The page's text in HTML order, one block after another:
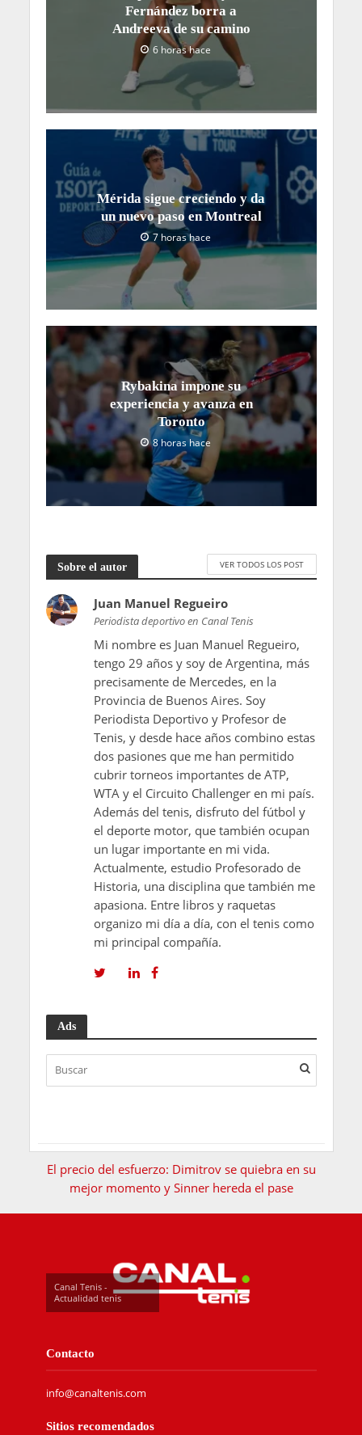
Fernández borra a
Andreeva de su camino
6 horas hace
Mérida sigue creciendo y da
un nuevo paso en Montreal
7 horas hace
Rybakina impone su
experiencia y avanza en
Toronto
8 horas hace
Sobre el autor VER TODOS LOS POST
Juan Manuel Regueiro
Periodista deportivo en Canal Tenis
Mi nombre es Juan Manuel Regueiro,
tengo 29 años y soy de Argentina, más
precisamente de Mercedes, en la
Provincia de Buenos Aires. Soy
Periodista Deportivo y Profesor de
Tenis, y desde hace años combino estas
dos pasiones que me han permitido
cubrir torneos importantes de ATP,
WTA y el Circuito Challenger en mi país.
Además del tenis, disfruto del fútbol y
el deporte motor, que también ocupan
un lugar importante en mi vida.
Actualmente, estudio Profesorado de
Historia, una disciplina que también me
apasiona. Entre libros y raquetas
organizo mi día a día, con el tenis como
mi principal compañía.
Ads
El precio del esfuerzo: Dimitrov se quiebra en su
mejor momento y Sinner hereda el pase
Canal Tenis -
Actualidad tenis
Contacto
info@canaltenis.com
Sitios recomendados